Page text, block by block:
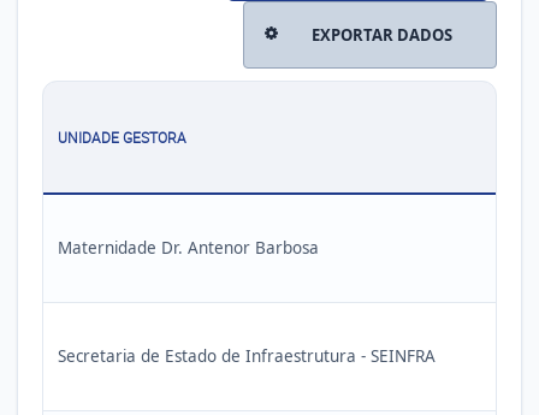
EXPORTAR DADOS
UNIDADE GESTORA
Maternidade Dr. Antenor Barbosa
Secretaria de Estado de Infraestrutura - SEINFRA